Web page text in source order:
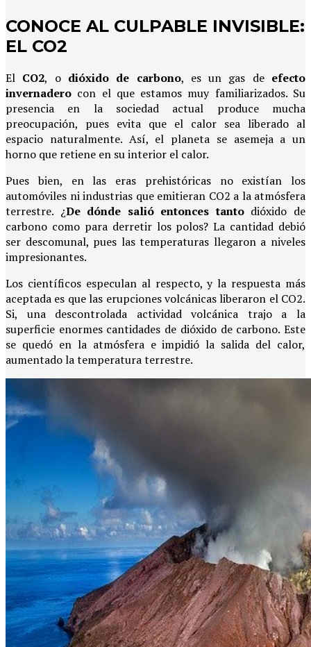
CONOCE AL CULPABLE INVISIBLE:
EL CO2
El CO2, o dióxido de carbono, es un gas de efecto
invernadero con el que estamos muy familiarizados. Su
presencia en la sociedad actual produce mucha
preocupación, pues evita que el calor sea liberado al
espacio naturalmente. Así, el planeta se asemeja a un
horno que retiene en su interior el calor.
Pues bien, en las eras prehistóricas no existían los
automóviles ni industrias que emitieran CO2 a la atmósfera
terrestre. ¿De dónde salió entonces tantodióxido de
carbono como para derretir los polos? La cantidad debió
ser descomunal, pues las temperaturas llegaron a niveles
impresionantes.
Los científicos especulan al respecto, y la respuesta más
aceptada es que las erupciones volcánicas liberaron el CO2.
Si, una descontrolada actividad volcánica trajo a la
superficie enormes cantidades de dióxido de carbono. Este
se quedó en la atmósfera e impidió la salida del calor,
aumentado la temperatura terrestre.